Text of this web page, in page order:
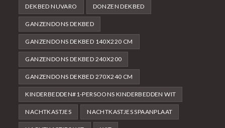
DEKBED NUVARO DONZEN DEKBED
GANZENDONS DEKBED
GANZENDONS DEKBED 140X220 CM
GANZENDONS DEKBED 240X200
GANZENDONS DEKBED 270X240 CM
KINDERBEDDEN#1-PERSOONS KINDERBEDDEN WIT
NACHTKASTJES NACHTKASTJES SPAANPLAAT